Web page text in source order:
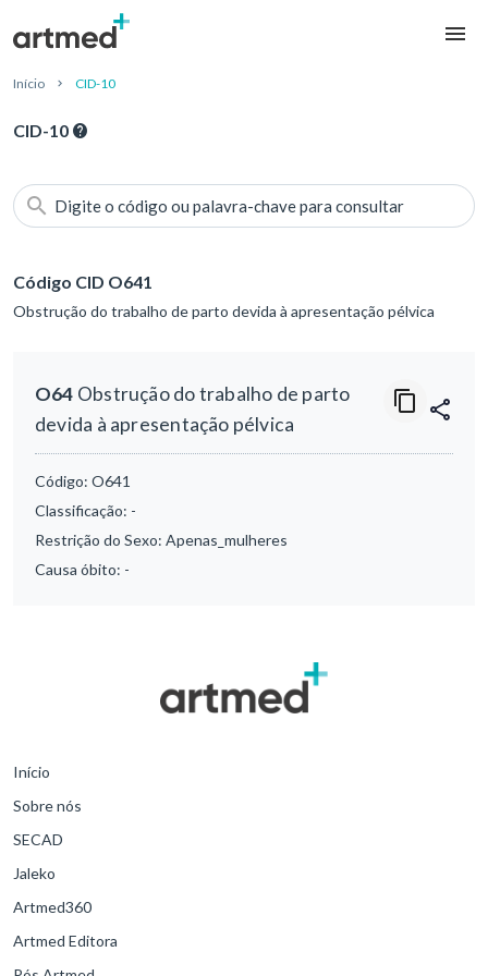
Início CID-10
CID-10
Digite o código ou palavra-chave para consultar
Código CID O641
Obstrução do trabalho de parto devida à apresentação pélvica
O64 Obstrução do trabalho de parto
devida à apresentação pélvica
Código: O641
Classificação: -
Restrição do Sexo: Apenas_mulheres
Causa óbito: -
Início
Sobre nós
SECAD
Jaleko
Artmed360
Artmed Editora